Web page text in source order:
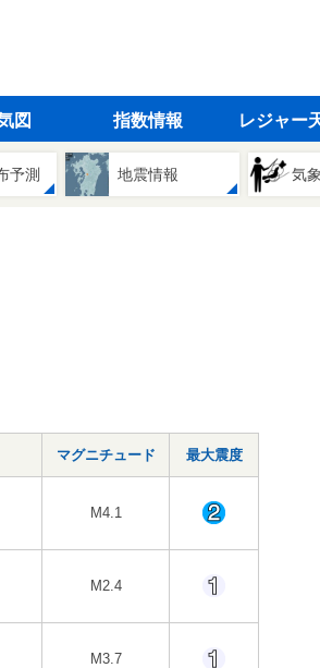
図 指数情報 レジャー
予測 地震情報 気
マグニチュード 最大震度
M4.1
M2.4
M3.7